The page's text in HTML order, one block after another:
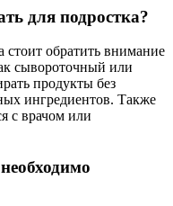
для подростка?
обратить внимание
сывороточный или
продукты без
ингредиентов. Также
с врачом или